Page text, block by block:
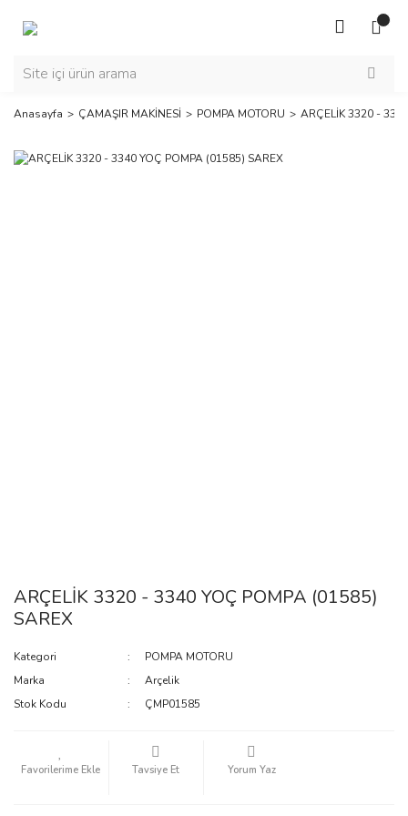
Anasayfa ÇAMAŞIR MAKİNESİ POMPA MOTORU ARÇELİK 3320 -
ARÇELİK 3320 - 3340 YOÇ POMPA (01585)
SAREX
Kategori
POMPA MOTORU
Marka
Arçelik
Stok Kodu
ÇMP01585
Tavsiye Et Yorum Yaz